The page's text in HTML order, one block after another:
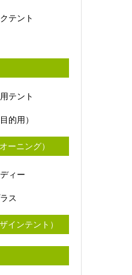
テント
テント
的用）
ーニング）
ィー
ス
インテント）